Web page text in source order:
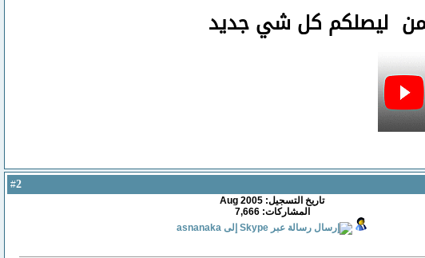
ليصلكم كل شي جديد
2
تاريخ التسجيل: Aug 2005
المشاركات: 7,666